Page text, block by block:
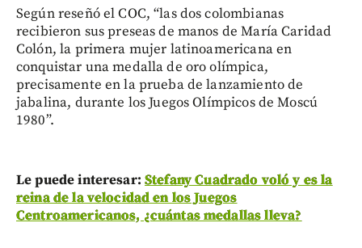
Según reseñó el COC, “las dos colombianas
recibieron sus preseas de manos de María Caridad
Colón, la primera mujer latinoamericana en
conquistar una medalla de oro olímpica,
precisamente en la prueba de lanzamiento de
jabalina, durante los Juegos Olímpicos de Moscú
1980”.
Le puede interesar: Stefany Cuadrado voló y es la
reina de la velocidad en los Juegos
Centroamericanos, ¿cuántas medallas lleva?